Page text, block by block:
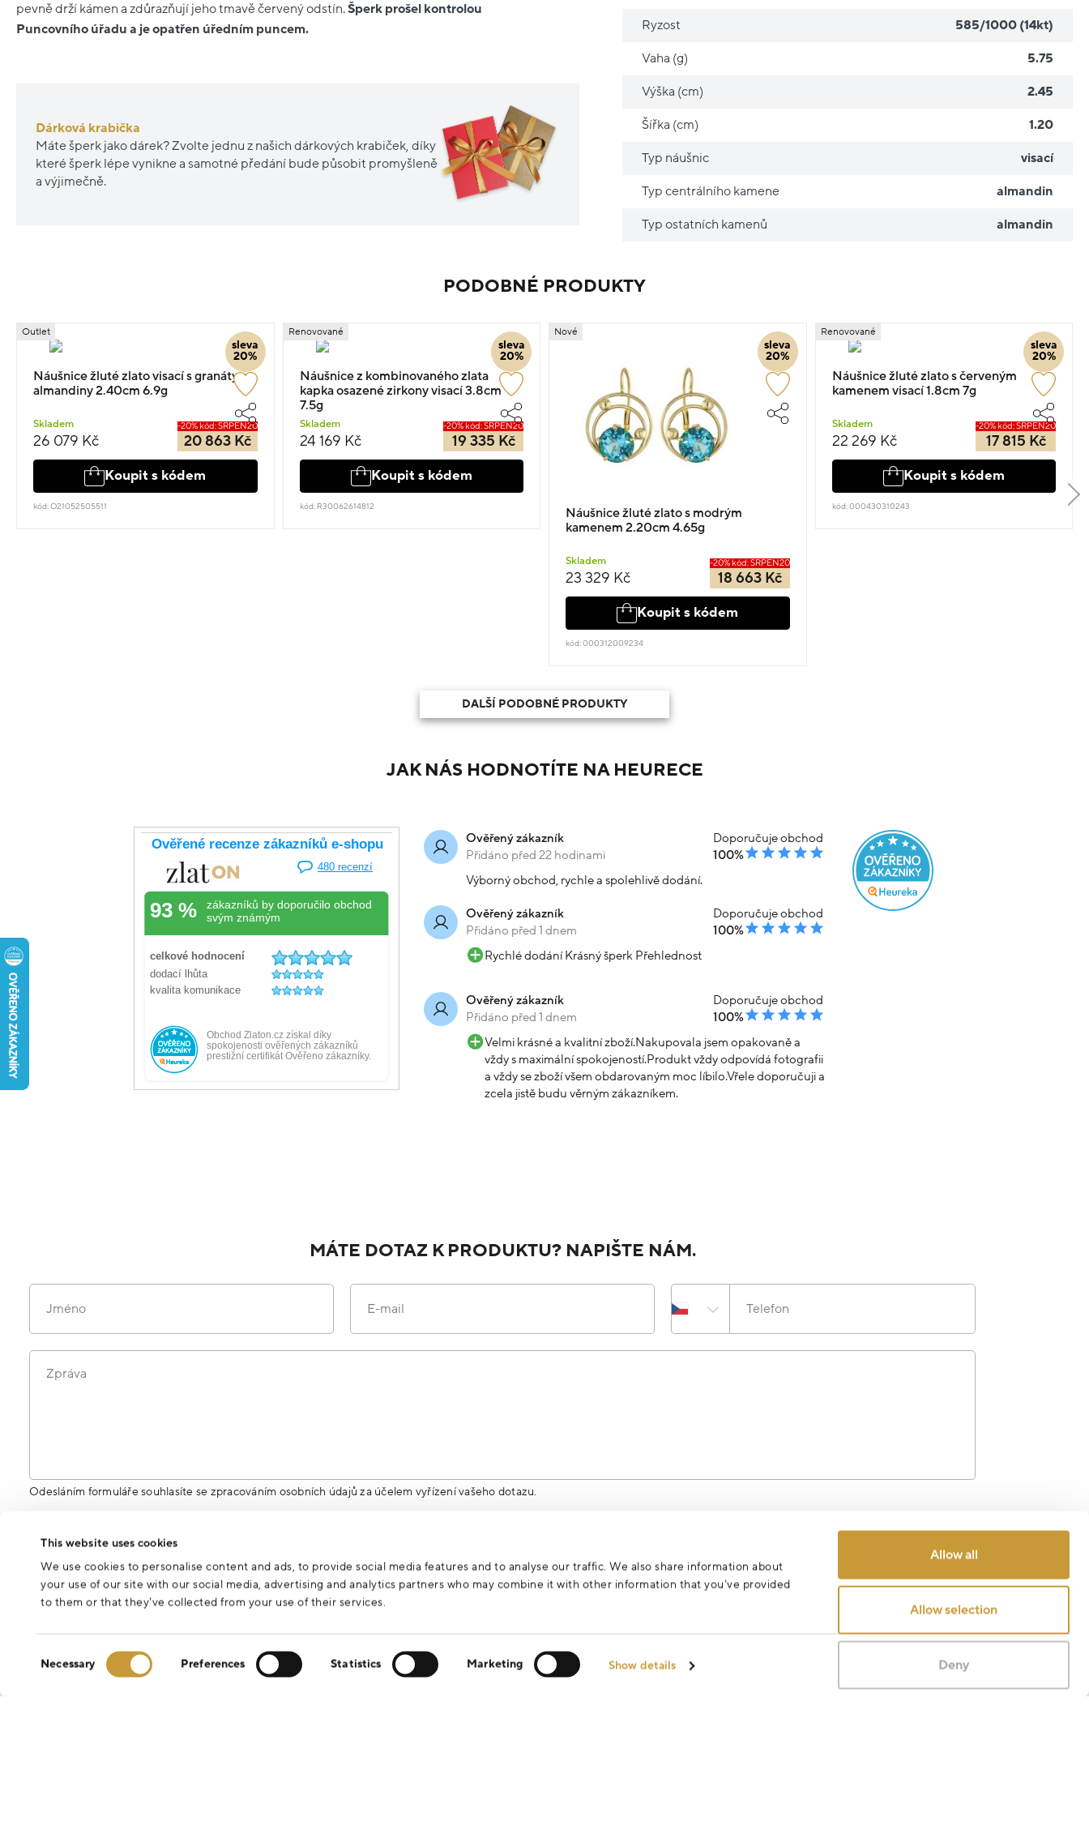
This website uses cookies
We use cookies to personalise content and ads, to provide social media features and to analyse our traffic. We also share information about
your use of our site with our social media, advertising and analytics partners who may combine it with other information that you’ve provided
to them or that they’ve collected from your use of their services.
Necessary Preferences Statistics Marketing Show details
Allow all
Allow selection
Deny
pevně drží kámen a zdůrazňují jeho tmavě červený odstín.Šperk prošel kontrolou
Puncovního úřadu a je opatřen úředním puncem.
Dárková krabička
Máte šperk jako dárek? Zvolte jednu z našich dárkových krabiček, díky
které šperk lépe vynikne a samotné předání bude působit promyšleně
a výjimečně.
Ryzost 585/1000 (14kt)
Vaha (g) 5.75
Výška (cm) 2.45
Šířka (cm) 1.20
Typ náušnic visací
Typ centrálního kamene almandin
Typ ostatních kamenů almandin
PODOBNÉ PRODUKTY
sleva
20%
Outlet
Náušnice žluté zlato visací s granáty a
almandiny 2.40cm 6.9g
Skladem
26 079 Kč
-20% kód: SRPEN20
20 863 Kč
Koupit s kódem
kód: O21052505511
sleva
20%
Renovované
Náušnice z kombinovaného zlata
kapka osazené zirkony visací 3.8cm
7.5g
Skladem
24 169 Kč
-20% kód: SRPEN20
19 335 Kč
Koupit s kódem
kód: R30062614812
sleva
20%
Nové
Náušnice žluté zlato s modrým
kamenem 2.20cm 4.65g
Skladem
23 329 Kč
-20% kód: SRPEN20
18 663 Kč
Koupit s kódem
kód: 000312009234
sleva
20%
Renovované
Náušnice žluté zlato s červeným
kamenem visací 1.8cm 7g
Skladem
22 269 Kč
-20% kód: SRPEN20
17 815 Kč
Koupit s kódem
kód: 000430310243
DALŠÍ PODOBNÉ PRODUKTY
JAK NÁS HODNOTÍTE NA HEURECE
Ověřený zákazník
Přidáno před 22 hodinami
Doporučuje obchod
100%
Výborný obchod, rychle a spolehlivě dodání.
Ověřený zákazník
Přidáno před 1 dnem
Doporučuje obchod
100%
Rychlé dodání Krásný šperk Přehlednost
Ověřený zákazník
Přidáno před 1 dnem
Doporučuje obchod
100%
Velmi krásné a kvalitní zboží.Nakupovala jsem opakovaně a
vždy s maximální spokojeností.Produkt vždy odpovídá fotografii
a vždy se zboží všem obdarovaným moc líbilo.Vřele doporučuji a
zcela jistě budu věrným zákazníkem.
MÁTE DOTAZ K PRODUKTU? NAPIŠTE NÁM.
Jméno E-mail Telefon
Zpráva
Odesláním formuláře souhlasíte se zpracováním osobních údajů za účelem vyřízení vašeho dotazu.
Odeslat